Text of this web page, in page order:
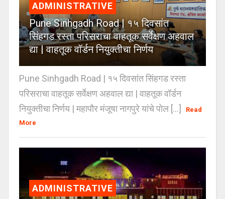
ADMINISTRATIVE
Pune Sinhgadh Road | १५ दिवसांत
सिंहगड रस्ता परिसराचा वाहतूक सर्वेक्षण अहवाल
द्या | वाहतूक वॉर्डन नियुक्तीचा निर्णय
Pune Sinhgadh Road | १५ दिवसांत सिंहगड रस्ता
परिसराचा वाहतूक सर्वेक्षण अहवाल द्या | वाहतूक वॉर्डन
नियुक्तीचा निर्णय | महापौर मंजूषा नागपुरे यांचे पोल [...]
Read
More
ADMINISTRATIVE